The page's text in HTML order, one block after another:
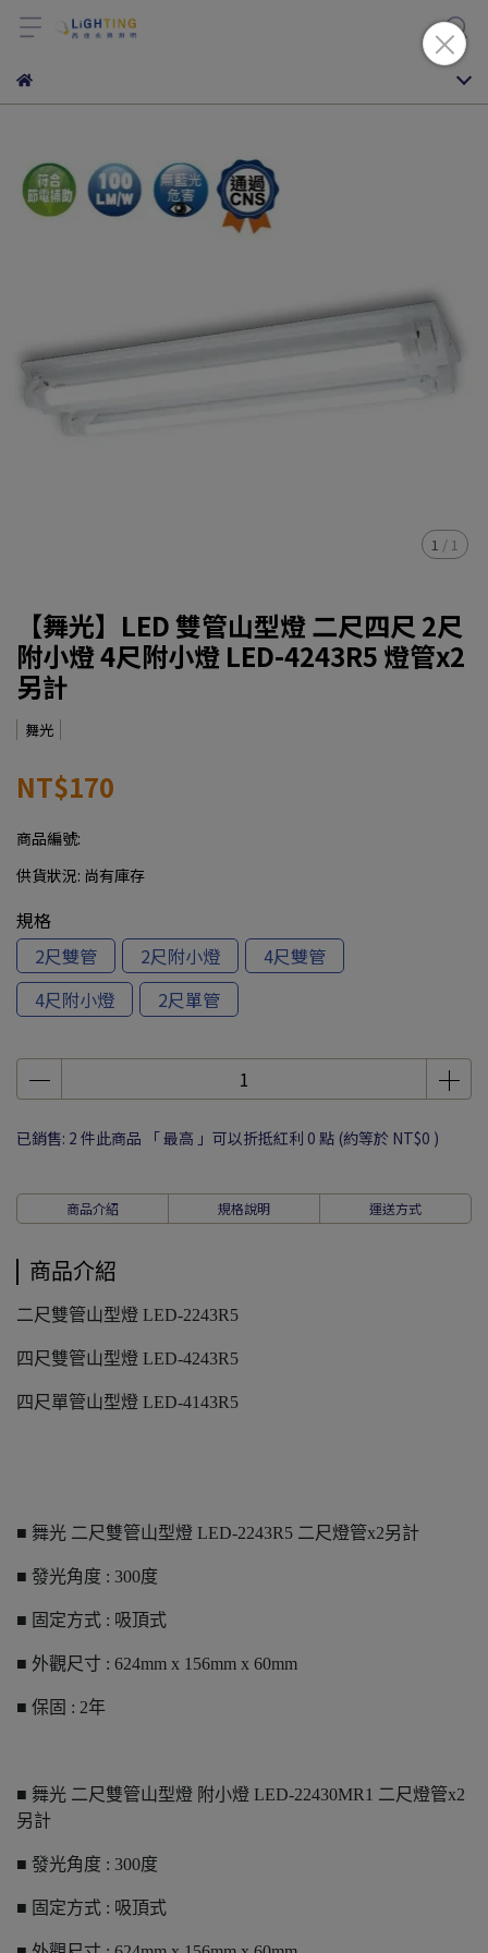
1 / 1
【舞光】LED 雙管山型燈 二尺四尺 2尺
附小燈 4尺附小燈 LED-4243R5 燈管x2
另計
舞光
NT$170
商品編號:
供貨狀況: 尚有庫存
規格
2尺雙管
2尺附小燈
4尺雙管
4尺附小燈
2尺單管
已銷售: 2 件此商品 「 最高 」可以折抵紅利 0 點 (約等於 NT$0 )
商品介紹 規格說明 運送方式
商品介紹
二尺雙管山型燈 LED-2243R5
四尺雙管山型燈 LED-4243R5
四尺單管山型燈 LED-4143R5
■ 舞光 二尺雙管山型燈 LED-2243R5 二尺燈管x2另計
■ 發光角度 : 300度
■ 固定方式 : 吸頂式
■ 外觀尺寸 : 624mm x 156mm x 60mm
■ 保固 : 2年
■ 舞光 二尺雙管山型燈 附小燈 LED-22430MR1 二尺燈管x2
另計
■ 發光角度 : 300度
■ 固定方式 : 吸頂式